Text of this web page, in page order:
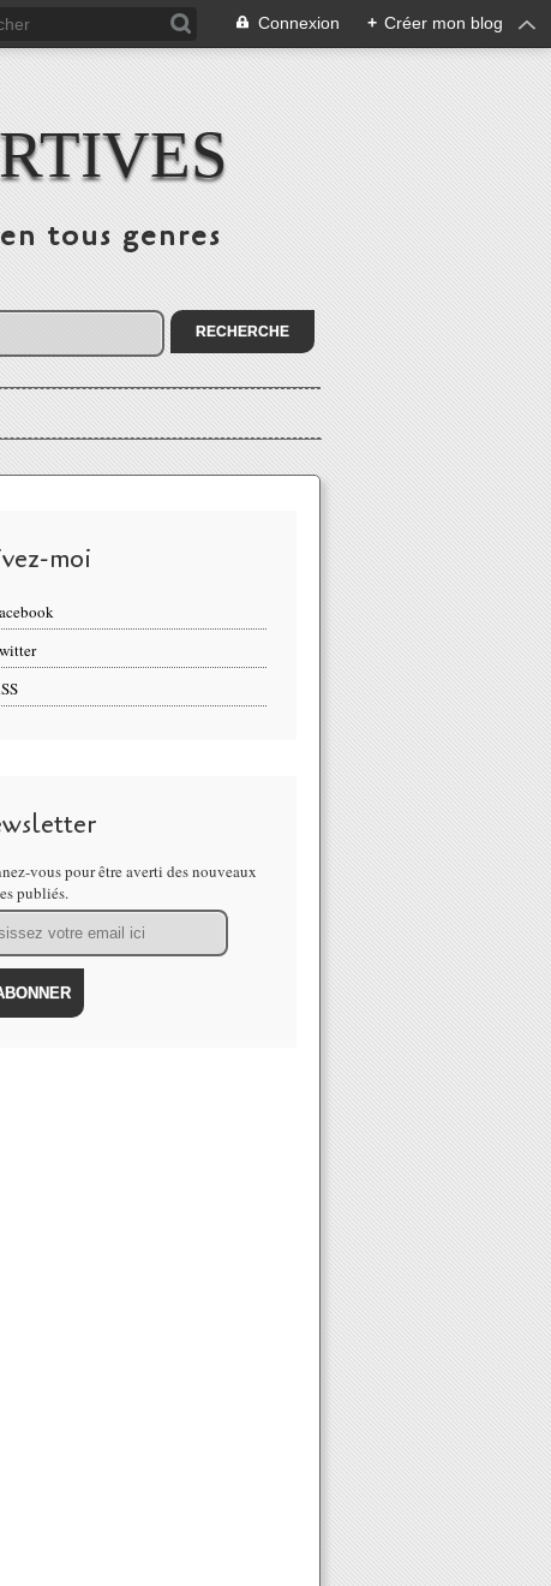
Connexion + Créer mon blog
tous genres
moi
vous pour être averti des nouveaux
publiés.